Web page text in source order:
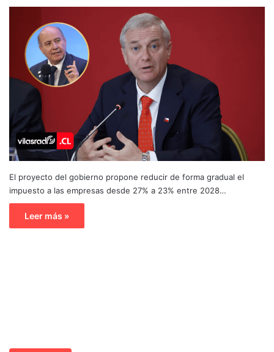
El proyecto del gobierno propone reducir de forma gradual el
impuesto a las empresas desde 27% a 23% entre 2028…
Leer más »